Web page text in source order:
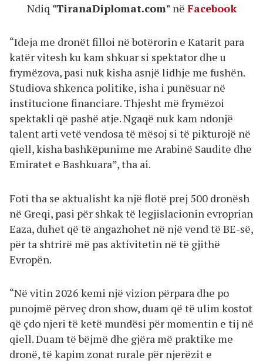
Ndiq "TiranaDiplomat.com" në Facebook
“Ideja me dronët filloi në botërorin e Katarit para
katër vitesh ku kam shkuar si spektator dhe u
frymëzova, pasi nuk kisha asnjë lidhje me fushën.
Studiova shkenca politike, isha i punësuar në
institucione financiare. Thjesht më frymëzoi
spektakli që pashë atje. Ngaqë nuk kam ndonjë
talent arti vetë vendosa të mësoj si të pikturojë në
qiell, kisha bashkëpunime me Arabinë Saudite dhe
Emiratet e Bashkuara”, tha ai.
Foti tha se aktualisht ka një flotë prej 500 dronësh
në Greqi, pasi për shkak të legjislacionin evroprian
Eaza, duhet që të angazhohet në një vend të BE-së,
për ta shtrirë më pas aktivitetin në të gjithë
Evropën.
“Në vitin 2026 kemi një vizion përpara dhe po
punojmë përveç dron show, duam që të ulim kostot
që çdo njeri të ketë mundësi për momentin e tij në
qiell. Duam të bëjmë dhe gjëra më praktike me
dronë, të kapim zonat rurale për njerëzit e